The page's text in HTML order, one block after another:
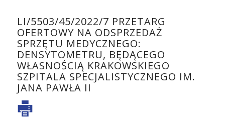
LI/5503/45/2022/7 PRZETARG
OFERTOWY NA ODSPRZEDAŻ
SPRZĘTU MEDYCZNEGO:
DENSYTOMETRU, BĘDĄCEGO
WŁASNOŚCIĄ KRAKOWSKIEGO
SZPITALA SPECJALISTYCZNEGO IM.
JANA PAWŁA II